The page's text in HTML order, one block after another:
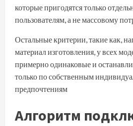
которые пригодятся только
пользователям, а не массовому
Остальные критерии, такие как,
материал изготовления, у всех
примерно одинаковые и
только по собственным
предпочтениям
Алгоритм